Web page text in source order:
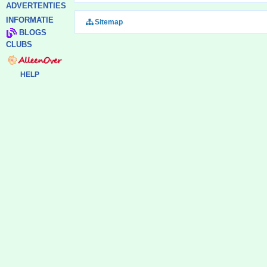
ADVERTENTIES
INFORMATIE
BLOGS
CLUBS
HELP
Sitemap